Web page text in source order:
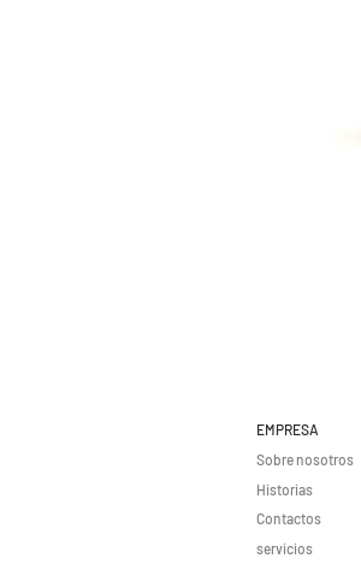
EMPRESA
Sobre nosotros
Historias
Contactos
servicios